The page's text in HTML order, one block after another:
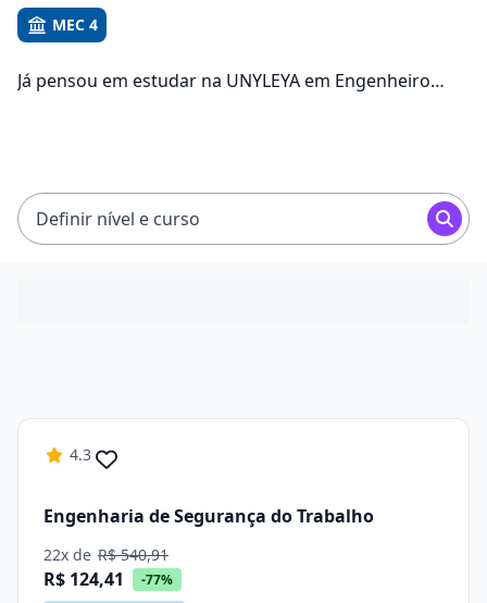
MEC 4
Já pensou em estudar na UNYLEYA em Engenheiro
e R$ 135,23.
Definir nível e curso
4.3
Engenharia de Segurança do Trabalho
22x de R$ 540,91
R$ 124,41 -77%